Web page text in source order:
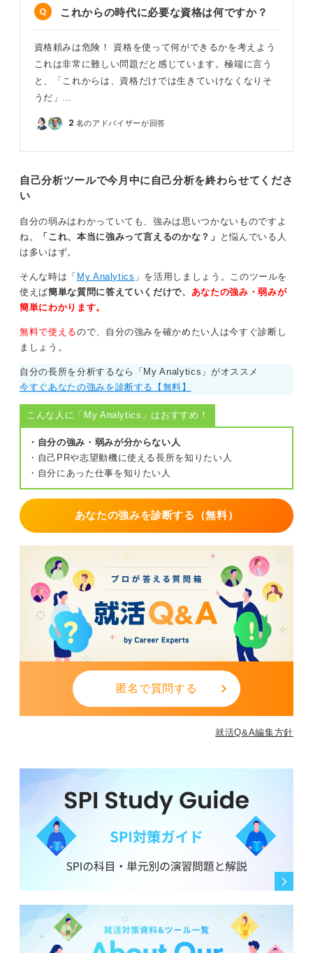
これからの時代に必要な資格は何ですか？
資格頼みは危険！ 資格を使って何ができるかを考えよう
これは非常に難しい問題だと感じています。極端に言う
と、「これからは、資格だけでは生きていけなくなりそ
うだ」…
2 名のアドバイザーが回答
自己分析ツールで今月中に自己分析を終わらせてくださ
い
自分の弱みはわかっていても、強みは思いつかないものですよ
ね。
「これ、本当に強みって言えるのかな？」
と悩んでいる人
は多いはず。
そんな時は「 My Analytics 」を活用しましょう。このツールを
使えば簡単な質問に答えていくだけで、 あなたの強み・弱みが
簡単にわかります。
無料で使えるので、自分の強みを確かめたい人は今すぐ診断し
ましょう。
自分の長所を分析するなら「My Analytics」がオススメ
今すぐあなたの強みを診断する【無料】
こんな人に「My Analytics」はおすすめ！
・自分の強み・弱みが分からない人
・自己PRや志望動機に使える長所を知りたい人
・自分にあった仕事を知りたい人
あなたの強みを診断する（無料）
匿名で質問する
就活Q&A編集方針